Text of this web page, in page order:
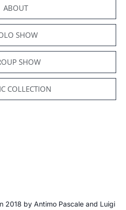
ABOUT
SHOW
SHOW
COLLECTION
2018 by Antimo Pascale and Luigi